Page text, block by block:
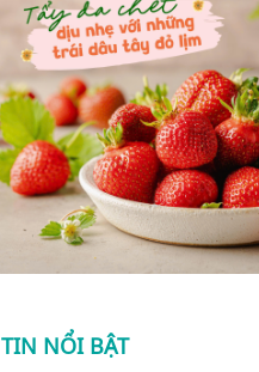
TIN NỔI BẬT